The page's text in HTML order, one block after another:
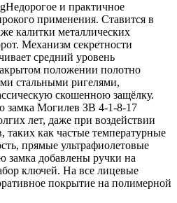
Недорогое и практичное
применения. Ставится в
калитки металлических
Механизм секретности
средний уровень
положении полотно
стальными ригелями,
скошенною защёлку.
замка Могилев ЗВ 4-1-8-17
лет, даже при воздействии
таких как частые температурные
прямые ультрафиолетовые
замка добавлены ручки на
ключей. На все лицевые
покрытие на полимерной